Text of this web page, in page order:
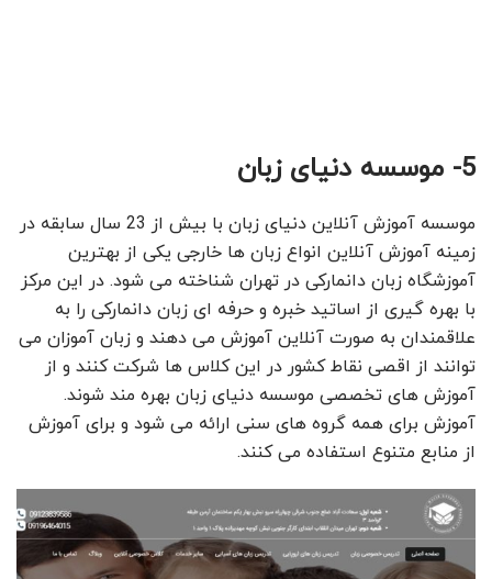
5- موسسه دنیای زبان
موسسه آموزش آنلاین دنیای زبان با بیش از 23 سال سابقه در
زمینه آموزش آنلاین انواع زبان ها خارجی یکی از بهترین
آموزشگاه زبان دانمارکی در تهران شناخته می شود. در این مرکز
با بهره گیری از اساتید خبره و حرفه ای زبان دانمارکی را به
علاقمندان به صورت آنلاین آموزش می دهند و زبان آموزان می
توانند از اقصی نقاط کشور در این کلاس ها شرکت کنند و از
آموزش های تخصصی موسسه دنیای زبان بهره مند شوند.
آموزش برای همه گروه های سنی ارائه می شود و برای آموزش
از منابع متنوع استفاده می کنند.